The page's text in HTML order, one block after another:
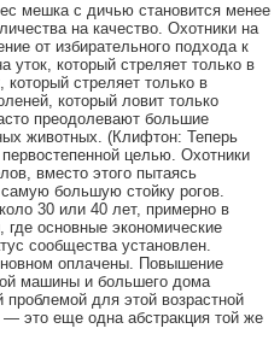
мешка с дичью становится менее
на качество. Охотники на
от избирательного подхода к
уток, который стреляет только в
который стреляет только в
который ловит только
преодолевают большие
животных. (Клифтон: Теперь
целью. Охотники
вместо этого пытаясь
большую стойку рогов.
30 или 40 лет, примерно в
основные экономические
сообщества установлен.
оплачены. Повышение
машины и большего дома
проблемой для этой возрастной
— это еще одна абстракция той же